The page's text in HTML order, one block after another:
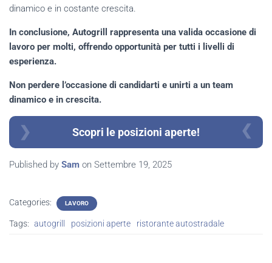
dinamico e in costante crescita.
In conclusione, Autogrill rappresenta una valida occasione di
lavoro per molti, offrendo opportunità per tutti i livelli di
esperienza.
Non perdere l’occasione di candidarti e unirti a un team
dinamico e in crescita.
Scopri le posizioni aperte!
Published by Sam on Settembre 19, 2025
Categories: LAVORO
Tags: autogrill posizioni aperte ristorante autostradale